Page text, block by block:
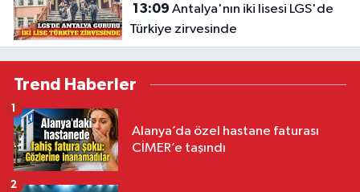
13:09
Türkiye zirvesinde
Trend Haberler
Alanya’da özel hastane faturası
CİMER’e taşındı
1
2